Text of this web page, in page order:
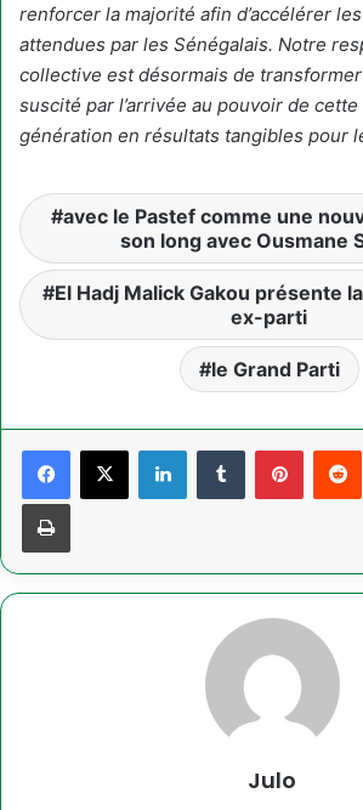
renforcer la majorité afin d’accélérer
attendues par les Sénégalais. Notre
collective est désormais de
suscité par l’arrivée au pouvoir de
génération en résultats tangibles pour
avec le Pastef comme une
son long avec Ousmane
El Hadj Malick Gakou présente
ex-parti
le Grand Parti
LinkedinTumblr Pinterest
Imprimer
Julo